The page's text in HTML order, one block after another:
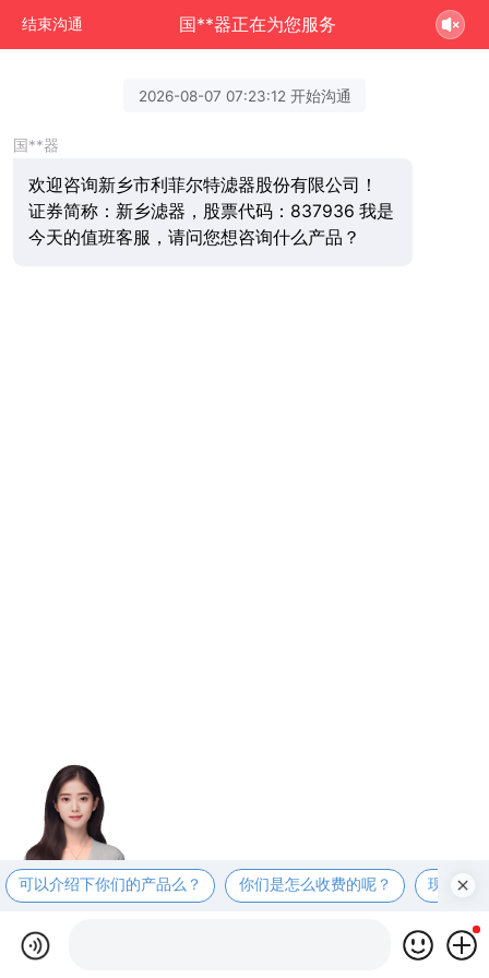
结束沟通 国**器正在为您服务
2026-08-07 07:23:12 开始沟通
国**器
欢迎咨询新乡市利菲尔特滤器股份有限公司！
证券简称：新乡滤器，股票代码：837936 我是
今天的值班客服，请问您想咨询什么产品？
可以介绍下你们的产品么？ 你们是怎么收费的呢？ 现在有